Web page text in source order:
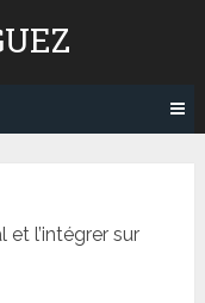
l’intégrer sur